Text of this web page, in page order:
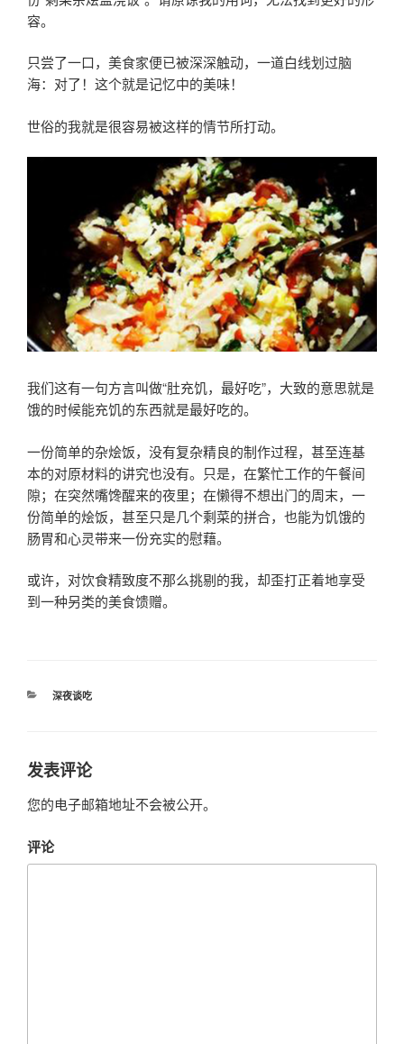
容。
只尝了一口，美食家便已被深深触动，一道白线划过脑
海：对了！这个就是记忆中的美味！
世俗的我就是很容易被这样的情节所打动。
我们这有一句方言叫做“肚充饥，最好吃”，大致的意思就是
饿的时候能充饥的东西就是最好吃的。
一份简单的杂烩饭，没有复杂精良的制作过程，甚至连基
本的对原材料的讲究也没有。只是，在繁忙工作的午餐间
隙；在突然嘴馋醒来的夜里；在懒得不想出门的周末，一
份简单的烩饭，甚至只是几个剩菜的拼合，也能为饥饿的
肠胃和心灵带来一份充实的慰藉。
或许，对饮食精致度不那么挑剔的我，却歪打正着地享受
到一种另类的美食馈赠。
分
深夜谈吃
发表评论
您的电子邮箱地址不会被公开。
评论